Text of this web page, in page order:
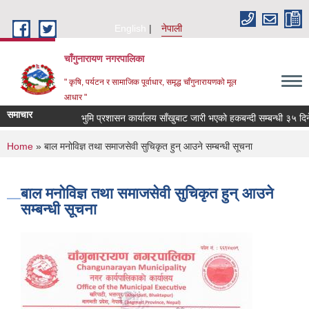
English
नेपाली
चाँगुनारायण नगरपालिका
" कृषि, पर्यटन र सामाजिक पूर्वाधार, समृद्ध चाँगुनारायणको मूल
आधार "
समाचार भुमि प्रशासन कार्यालय साँखुबाट जारी भएको हकबन्दी सम्बन्धी ३५ दिने
You are here
Home » बाल मनोविज्ञ तथा समाजसेवी सुचिकृत हुन् आउने सम्बन्धी सूचना
बाल मनोविज्ञ तथा समाजसेवी सुचिकृत हुन् आउने
सम्बन्धी सूचना